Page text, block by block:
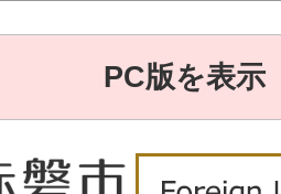
PC版を表示